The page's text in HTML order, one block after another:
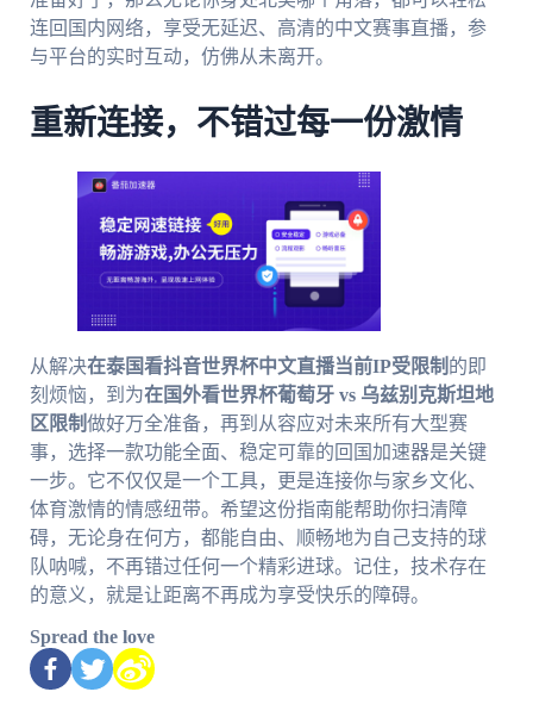
连回国内网络，享受无延迟、高清的中文赛事直播，参
与平台的实时互动，仿佛从未离开。
重新连接，不错过每一份激情
从解决在泰国看抖音世界杯中文直播当前IP受限制 的即
刻烦恼，到为在国外看世界杯葡萄牙 vs 乌兹别克斯坦地
区限制做好万全准备，再到从容应对未来所有大型赛
事，选择一款功能全面、稳定可靠的回国加速器是关键
一步。它不仅仅是一个工具，更是连接你与家乡文化、
体育激情的情感纽带。希望这份指南能帮助你扫清障
碍，无论身在何方，都能自由、顺畅地为自己支持的球
队呐喊，不再错过任何一个精彩进球。记住，技术存在
的意义，就是让距离不再成为享受快乐的障碍。
Spread the love